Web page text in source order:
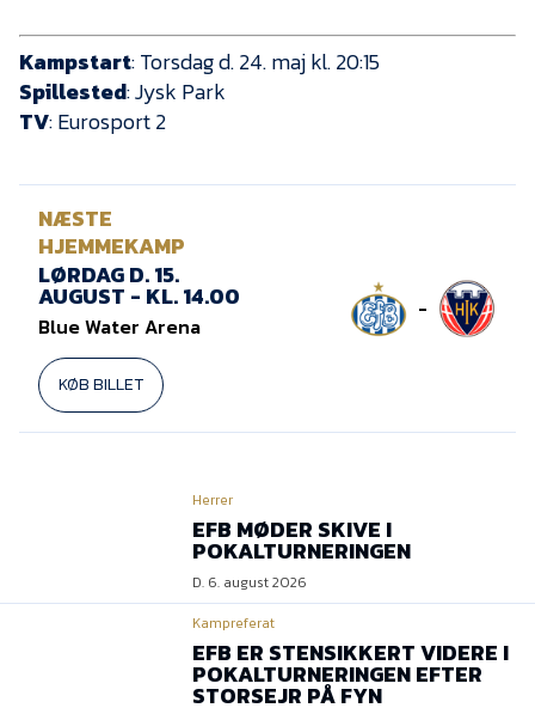
Kampstart: Torsdag d. 24. maj kl. 20:15
Spillested: Jysk Park
TV: Eurosport 2
NÆSTE
HJEMMEKAMP
LØRDAG D. 15.
AUGUST - KL. 14.00
Blue Water Arena
KØB BILLET
-
Herrer
EFB MØDER SKIVE I
POKALTURNERINGEN
D. 6. august 2026
Kampreferat
EFB ER STENSIKKERT VIDERE I
POKALTURNERINGEN EFTER
STORSEJR PÅ FYN